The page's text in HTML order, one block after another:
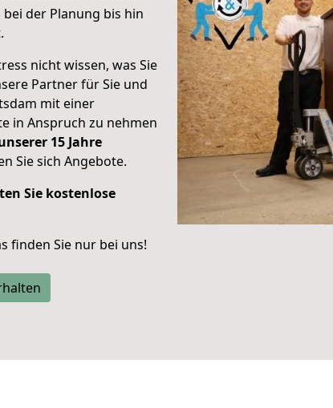
der Planung bis hin
nicht wissen, was Sie
Partner für Sie und
mit einer
in Anspruch zu nehmen
15 Jahre
Sie sich Angebote.
Sie kostenlose
finden Sie nur bei uns!